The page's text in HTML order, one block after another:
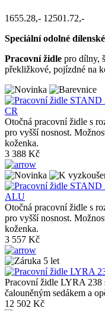
1655.28,- 12501.72,-
Speciální odolné
Pracovní židle pro dílny,
překližkové, pojízdné na
CR
Otočná pracovní židle s
pro vyšší nosnost.
koženka.
3 388 Kč
ALU
Otočná pracovní židle s
pro vyšší nosnost.
koženka.
3 557 Kč
Pracovní židle LYRA 238
čalouněným sedákem a
12 502 Kč